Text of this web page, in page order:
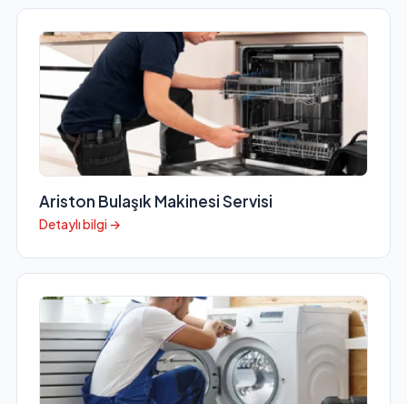
Ariston Bulaşık Makinesi Servisi
Detaylı bilgi →